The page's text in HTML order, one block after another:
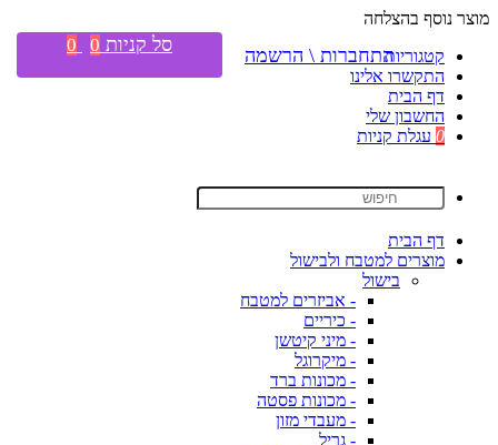
מוצר נוסף בהצלחה
קטגוריות
התקשרו אלינו
דף הבית
החשבון שלי
0 עגלת קניות
דף הבית
מוצרים למטבח ולבישול
בישול
- אביזרים למטבח
- כיריים
- מיני קיטשן
- מיקרוגל
- מכונות ברד
- מכונות פסטה
- מעבדי מזון
- גריל
התחברות \ הרשמה סל קניות 0
0